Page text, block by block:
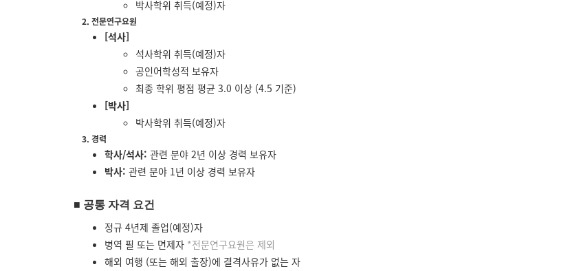
박사학위 취득(예정)자
2. 전문연구요원
[석사]
석사학위 취득(예정)자
공인어학성적 보유자
최종 학위 평점 평균 3.0 이상 (4.5 기준)
[박사]
박사학위 취득(예정)자
3. 경력
학사/석사: 관련 분야 2년 이상 경력 보유자
박사: 관련 분야 1년 이상 경력 보유자
■ 공통 자격 요건
정규 4년제 졸업(예정)자
병역 필 또는 면제자 *전문연구요원은 제외
해외 여행 (또는 해외 출장)에 결격사유가 없는 자